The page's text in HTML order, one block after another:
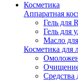
Косметика
Аппаратная
Гель для
Гель для
Масло
Косметика для
Средства